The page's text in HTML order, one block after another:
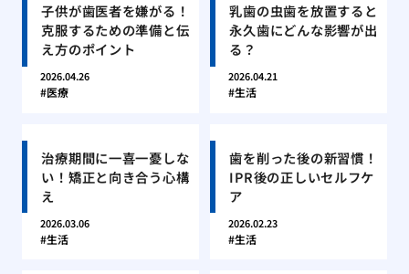
子供が歯医者を嫌がる！
克服するための準備と伝
え方のポイント
2026.04.26
医療
乳歯の虫歯を放置すると
永久歯にどんな影響が出
る？
2026.04.21
生活
治療期間に一喜一憂しな
い！矯正と向き合う心構
え
2026.03.06
生活
歯を削った後の新習慣！
IPR後の正しいセルフケ
ア
2026.02.23
生活